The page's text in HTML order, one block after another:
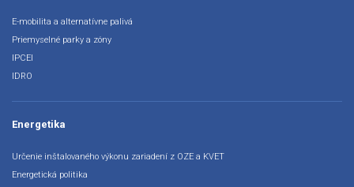
E-mobilita a alternatívne palivá
Priemyselné parky a zóny
IPCEI
IDRO
Energetika
Určenie inštalovaného výkonu zariadení z OZE a KVET
Energetická politika